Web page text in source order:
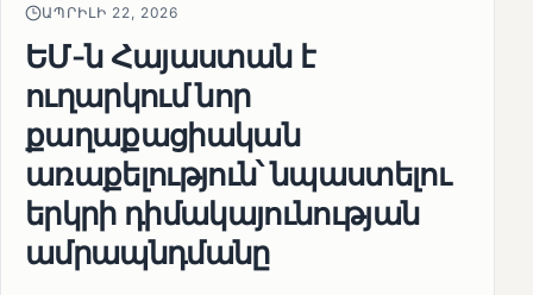
ԱՊՐԻԼԻ 22, 2026
ԵՄ-ն Հայաստան է
ուղարկում նոր
քաղաքացիական
առաքելություն՝ նպաստելու
երկրի դիմակայունության
ամրապնդմանը